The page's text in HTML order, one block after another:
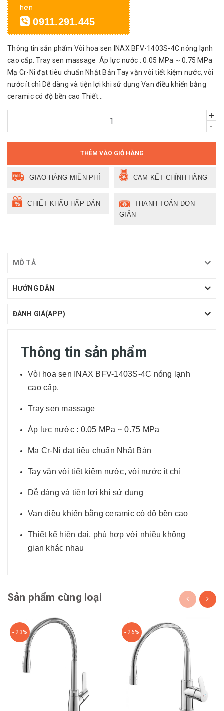
hơn
0911.291.445
Thông tin sản phẩm Vòi hoa sen INAX BFV-1403S-4C nóng lạnh
cao cấp. Tray sen massage Áp lực nước : 0.05 MPa ~ 0.75 MPa
Mạ Cr-Ni đạt tiêu chuẩn Nhật Bản Tay vặn vòi tiết kiệm nước, vòi
nước ít chì Dễ dàng và tiện lợi khi sử dụng Van điều khiển bằng
ceramic có độ bền cao Thiết...
+
-
THÊM VÀO GIỎ HÀNG
GIAO HÀNG MIỄN PHÍ CAM KẾT CHÍNH HÃNG
CHIẾT KHẤU HẤP DẪN
THANH TOÁN ĐƠN
GIẢN
MÔ TẢ
HƯỚNG DẪN
ĐÁNH GIÁ(APP)
Thông tin sản phẩm
Vòi hoa sen INAX BFV-1403S-4C nóng lạnh
cao cấp.
Tray sen massage
Áp lực nước : 0.05 MPa ~ 0.75 MPa
Mạ Cr-Ni đạt tiêu chuẩn Nhật Bản
Tay vặn vòi tiết kiệm nước, vòi nước ít chì
Dễ dàng và tiện lợi khi sử dụng
Van điều khiển bằng ceramic có độ bền cao
Thiết kế hiện đại, phù hợp với nhiều không
gian khác nhau
Sản phẩm cùng loại
- 23% - 26%